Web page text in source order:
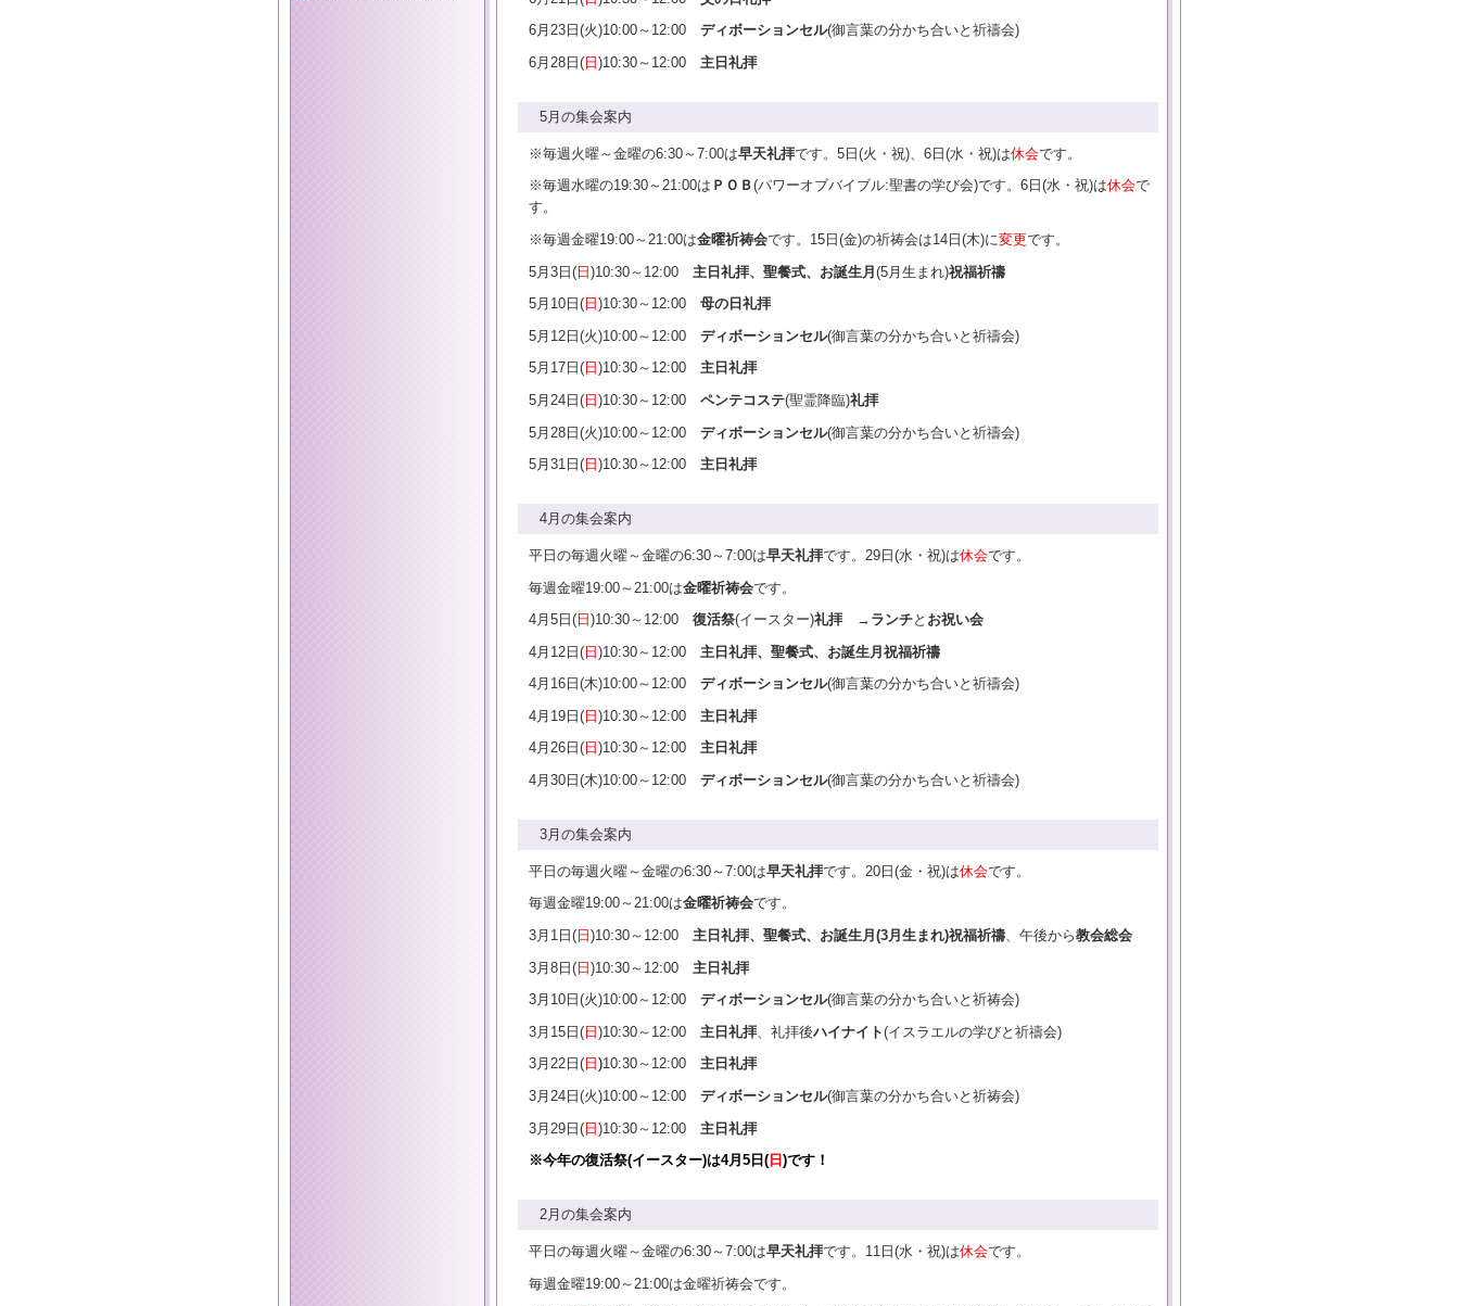
6月23日(火)10:00～12:00 ディボーションセル(御言葉の分かち合いと祈禱会)
6月28日( 日 )10:30～12:00 主日礼拝
5月の集会案内
※毎週火曜～金曜の6:30～7:00は早天礼拝です。5日(火・祝)、6日(水・祝)は休会です。
※毎週水曜の19:30～21:00は ＰＯＢ(パワーオブバイブル:聖書の学び会)です。6日(水・祝)は休会で
す。
※毎週金曜19:00～21:00は金曜祈祷会です。15日(金)の祈祷会は14日(木)に変更です。
5月3日(日)10:30～12:00 主日礼拝、聖餐式、お誕生月(5月生まれ)祝福祈禱
5月10日( 日 )10:30～12:00 母の日礼拝
5月12日(火)10:00～12:00 ディボーションセル(御言葉の分かち合いと祈禱会)
5月17日( 日 )10:30～12:00 主日礼拝
5月24日( 日 )10:30～12:00 ペンテコステ(聖霊降臨)礼拝
5月28日(火)10:00～12:00 ディボーションセル(御言葉の分かち合いと祈禱会)
5月31日( 日 )10:30～12:00 主日礼拝
4月の集会案内
平日の毎週火曜～金曜の6:30～7:00は早天礼拝です。29日(水・祝)は休会です。
毎週金曜19:00～21:00は金曜祈祷会です。
4月5日( 日 )10:30～12:00 復活祭(イースター)礼拝→ ランチと お祝い会
4月12日(日)10:30～12:00 主日礼拝、聖餐式、お誕生月祝福祈禱
4月16日(木)10:00～12:00 ディボーションセル(御言葉の分かち合いと祈禱会)
4月19日( 日 )10:30～12:00 主日礼拝
4月26日( 日 )10:30～12:00 主日礼拝
4月30日(木)10:00～12:00 ディボーションセル(御言葉の分かち合いと祈禱会)
3月の集会案内
平日の毎週火曜～金曜の6:30～7:00は早天礼拝です。20日(金・祝)は休会です。
毎週金曜19:00～21:00は金曜祈祷会です。
3月1日( 日 )10:30～12:00 主日礼拝、聖餐式、お誕生月(3月生まれ)祝福祈禱、午後から教会総会
3月8日(日)10:30～12:00 主日礼拝
3月10日(火)10:00～12:00 ディボーションセル(御言葉の分かち合いと祈祷会)
3月15日( 日 )10:30～12:00 主日礼拝、礼拝後ハイナイト(イスラエルの学びと祈禱会)
3月22日( 日 )10:30～12:00 主日礼拝
3月24日(火)10:00～12:00 ディボーションセル(御言葉の分かち合いと祈祷会)
3月29日(日)10:30～12:00 主日礼拝
※今年の復活祭(イースター)は4月5日( 日 )です！
2月の集会案内
平日の毎週火曜～金曜の6:30～7:00は早天礼拝です。11日(水・祝)は休会です。
毎週金曜19:00～21:00は金曜祈祷会です。